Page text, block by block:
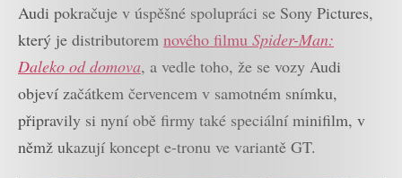
Audi pokračuje v úspěšné spolupráci se Sony Pictures,
který je distributorem nového filmu Spider-Man:
Daleko od domova, a vedle toho, že se vozy Audi
objeví začátkem červencem v samotném snímku,
připravily si nyní obě firmy také speciální minifilm, v
němž ukazují koncept e-tronu ve variantě GT.